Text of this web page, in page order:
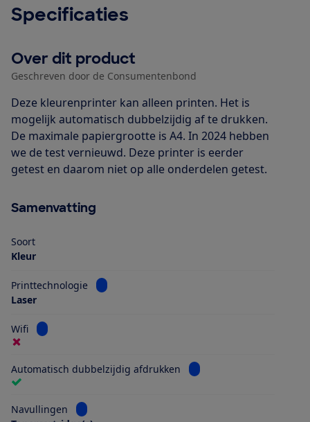
Specificaties
Over dit product
Geschreven door de Consumentenbond
Deze kleurenprinter kan alleen printen. Het is
mogelijk automatisch dubbelzijdig af te drukken.
De maximale papiergrootte is A4. In 2024 hebben
we de test vernieuwd. Deze printer is eerder
getest en daarom niet op alle onderdelen getest.
Samenvatting
Soort
Kleur
Printtechnologie
Bekijk informatie voor Printtechnologie
Laser
Wifi Bekijk informatie voor Wifi
Automatisch dubbelzijdig afdrukken Bekijk informatie voor
Navullingen
Bekijk informatie voor Navullingen